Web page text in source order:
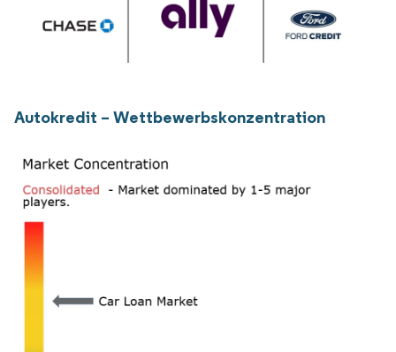
Autokredit – Wettbewerbskonzentration